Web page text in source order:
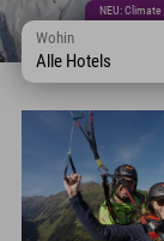
NEU:
Wohin
Alle Hotels